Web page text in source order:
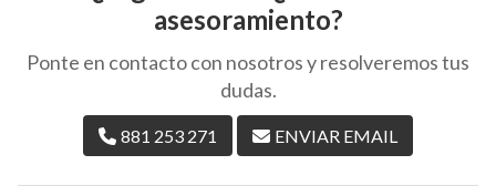
asesoramiento?
Ponte en contacto con nosotros y resolveremos tus
dudas.
881 253 271 ENVIAR EMAIL